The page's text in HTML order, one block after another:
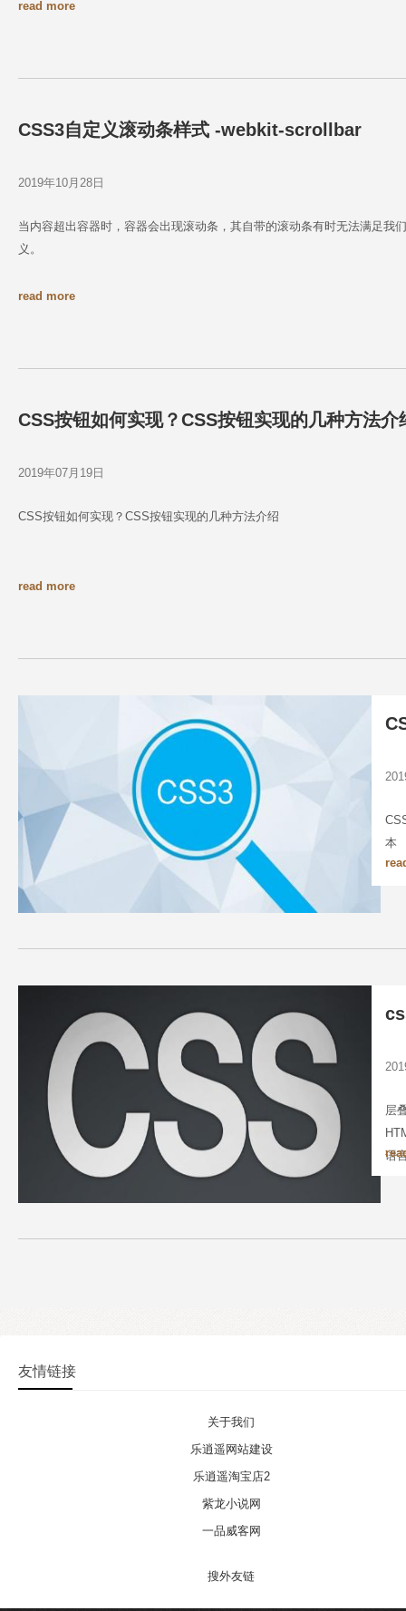
read more
CSS3自定义滚动条样式 -webkit-scrollbar
2019年10月28日
当内容超出容器时，容器会出现滚动条，其自带的滚动条有时无法满足
义。
read more
CSS按钮如何实现？CSS按钮实现的几种方法介
2019年07月19日
CSS按钮如何实现？CSS按钮实现的几种方法介绍
read more
本
层
语
友情链接
关于我们
乐逍遥网站建设
乐逍遥淘宝店2
紫龙小说网
一品威客网
搜外友链